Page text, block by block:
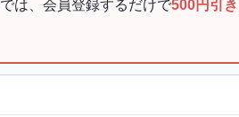
では、会員登録するだけで500円引き